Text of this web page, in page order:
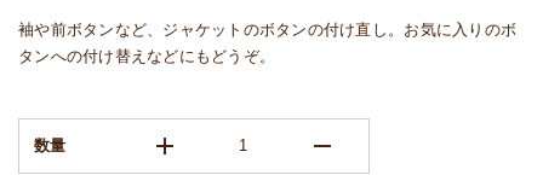
袖や前ボタンなど、ジャケットのボタンの付け直し。お気に入りのボ
タンへの付け替えなどにもどうぞ。
数量 add remove